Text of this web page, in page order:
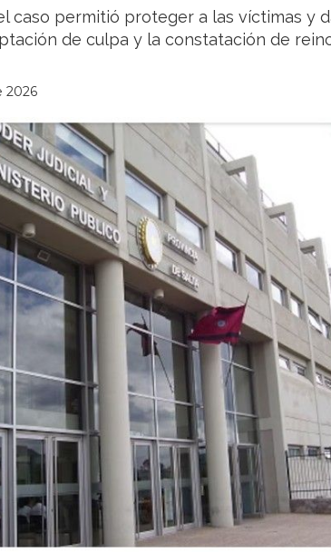
caso permitió proteger a las víctimas y
de culpa y la constatación de
2026